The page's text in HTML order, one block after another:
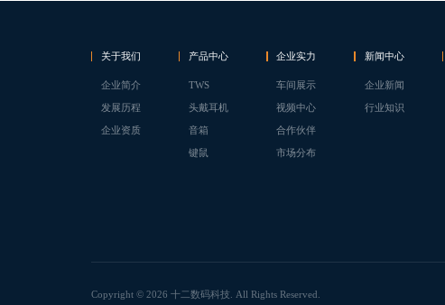
关于我们
企业简介
发展历程
企业资质
产品中心
TWS
头戴耳机
音箱
键鼠
企业实力
车间展示
视频中心
合作伙伴
市场分布
新闻中心
企业新闻
行业知识
Copyright © 2026 十二数码科技. All Rights Reserved.